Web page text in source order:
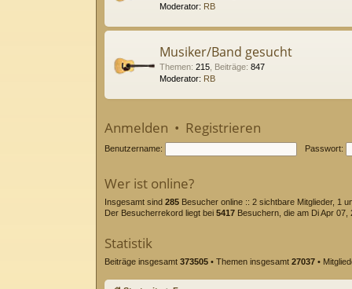
Moderator: RB
Musiker/Band gesucht
Themen: 215 Beiträge: 847
Moderator: RB
Anmelden • Registrieren
Benutzername: Passwort:
Wer ist online?
Insgesamt sind 285 Besucher online :: 2 sichtbare Mitglieder, 1
Der Besucherrekord liegt bei 5417 Besuchern, die am Di Apr 07,
Statistik
Beiträge insgesamt 373505 • Themen insgesamt 27037 •